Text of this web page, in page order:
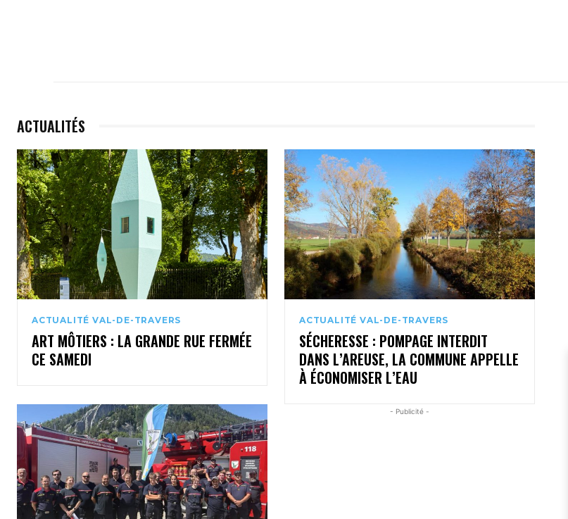
ACTUALITÉS
ACTUALITÉ VAL-DE-TRAVERS
ART MÔTIERS : LA GRANDE RUE FERMÉE
CE SAMEDI
ACTUALITÉ VAL-DE-TRAVERS
SÉCHERESSE : POMPAGE INTERDIT
DANS L’AREUSE, LA COMMUNE APPELLE
À ÉCONOMISER L’EAU
- Publicité -